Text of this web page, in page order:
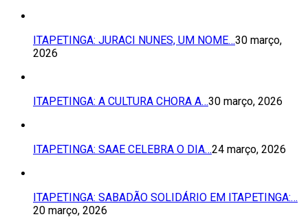
ITAPETINGA: JURACI NUNES, UM NOME…30 março,
2026
ITAPETINGA: A CULTURA CHORA A…30 março, 2026
ITAPETINGA: SAAE CELEBRA O DIA…24 março, 2026
ITAPETINGA: SABADÃO SOLIDÁRIO EM ITAPETINGA:…
20 março, 2026